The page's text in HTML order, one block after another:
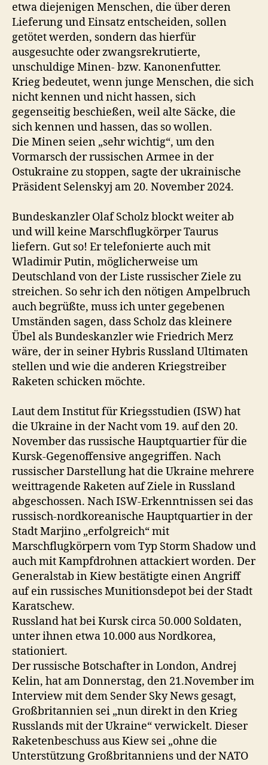
etwa diejenigen Menschen, die über deren
Lieferung und Einsatz entscheiden, sollen
getötet werden, sondern das hierfür
ausgesuchte oder zwangsrekrutierte,
unschuldige Minen- bzw. Kanonenfutter.
Krieg bedeutet, wenn junge Menschen, die sich
nicht kennen und nicht hassen, sich
gegenseitig beschießen, weil alte Säcke, die
sich kennen und hassen, das so wollen.
Die Minen seien „sehr wichtig“, um den
Vormarsch der russischen Armee in der
Ostukraine zu stoppen, sagte der ukrainische
Präsident Selenskyj am 20. November 2024.
Bundeskanzler Olaf Scholz blockt weiter ab
und will keine Marschflugkörper Taurus
liefern. Gut so! Er telefonierte auch mit
Wladimir Putin, möglicherweise um
Deutschland von der Liste russischer Ziele zu
streichen. So sehr ich den nötigen Ampelbruch
auch begrüßte, muss ich unter gegebenen
Umständen sagen, dass Scholz das kleinere
Übel als Bundeskanzler wie Friedrich Merz
wäre, der in seiner Hybris Russland Ultimaten
stellen und wie die anderen Kriegstreiber
Raketen schicken möchte.
Laut dem Institut für Kriegsstudien (ISW) hat
die Ukraine in der Nacht vom 19. auf den 20.
November das russische Hauptquartier für die
Kursk-Gegenoffensive angegriffen. Nach
russischer Darstellung hat die Ukraine mehrere
weittragende Raketen auf Ziele in Russland
abgeschossen. Nach ISW-Erkenntnissen sei das
russisch-nordkoreanische Hauptquartier in der
Stadt Marjino „erfolgreich“ mit
Marschflugkörpern vom Typ Storm Shadow und
auch mit Kampfdrohnen attackiert worden. Der
Generalstab in Kiew bestätigte einen Angriff
auf ein russisches Munitionsdepot bei der Stadt
Karatschew.
Russland hat bei Kursk circa 50.000 Soldaten,
unter ihnen etwa 10.000 aus Nordkorea,
stationiert.
Der russische Botschafter in London, Andrej
Kelin, hat am Donnerstag, den 21.November im
Interview mit dem Sender Sky News gesagt,
Großbritannien sei „nun direkt in den Krieg
Russlands mit der Ukraine“ verwickelt. Dieser
Raketenbeschuss aus Kiew sei „ohne die
Unterstützung Großbritanniens und der NATO